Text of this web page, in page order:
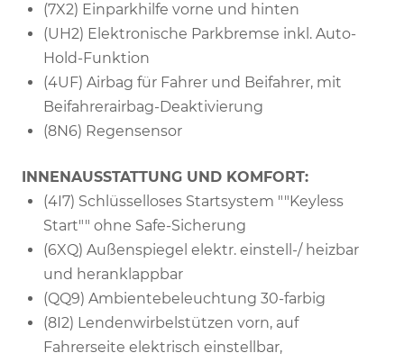
(7X2) Einparkhilfe vorne und hinten
(UH2) Elektronische Parkbremse inkl. Auto-
Hold-Funktion
(4UF) Airbag für Fahrer und Beifahrer, mit
Beifahrerairbag-Deaktivierung
(8N6) Regensensor
INNENAUSSTATTUNG UND KOMFORT:
(4I7) Schlüsselloses Startsystem ""Keyless
Start"" ohne Safe-Sicherung
(6XQ) Außenspiegel elektr. einstell-/ heizbar
und heranklappbar
(QQ9) Ambientebeleuchtung 30-farbig
(8I2) Lendenwirbelstützen vorn, auf
Fahrerseite elektrisch einstellbar,